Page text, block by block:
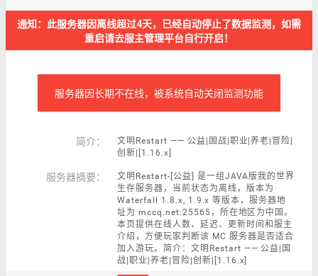
通知：此服务器因离线超过4天，已经自动停止了数据监测，如需
重启请去服主管理平台自行开启！
服务器因长期不在线，被系统自动关闭监测功能
简介：
文明Restart —— 公益|国战|职业|养老|冒险|
创新|[1.16.x]
服务器摘要：
文明Restart-[公益] 是一组JAVA版我的世界
生存服务器，当前状态为离线，版本为
Waterfall 1.8.x, 1.9.x 等版本，服务器地
址为 mccq.net:25565，所在地区为中国。
本页提供在线人数、延迟、更新时间和服主
介绍，方便玩家判断该 MC 服务器是否适合
加入游玩。简介：文明Restart —— 公益|国
战|职业|养老|冒险|创新|[1.16.x]